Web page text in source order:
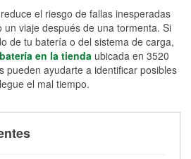
el riesgo de fallas inesperadas
viaje después de una tormenta. Si
de tu batería o del sistema de carga,
en la tienda ubicada en 3520
pueden ayudarte a identificar posibles
el mal tiempo.